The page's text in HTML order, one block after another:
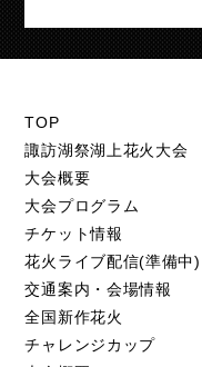
TOP
諏訪湖祭湖上花火大会
大会概要
大会プログラム
チケット情報
花火ライブ配信(準備中)
交通案内・会場情報
全国新作花火
チャレンジカップ